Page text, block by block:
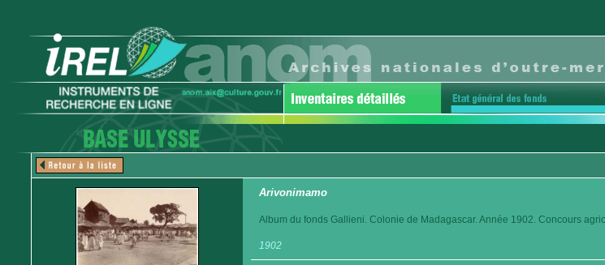
Arivonimamo
Album du fonds Gallieni. Colonie de Madagascar. Année 1902. Concours
1902